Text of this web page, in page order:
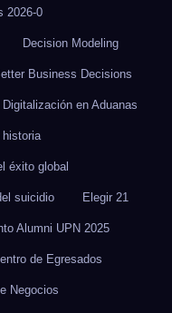
2026-0
Decision Modeling
Business Decisions
Digitalización en Aduanas
historia
éxito global
suicidio Elegir 21
Alumni UPN 2025
de Egresados
Negocios